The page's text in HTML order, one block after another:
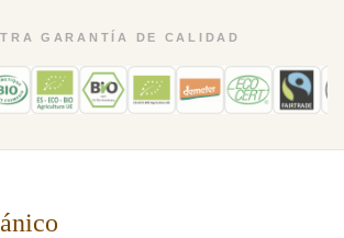
GARANTÍA DE CALIDAD